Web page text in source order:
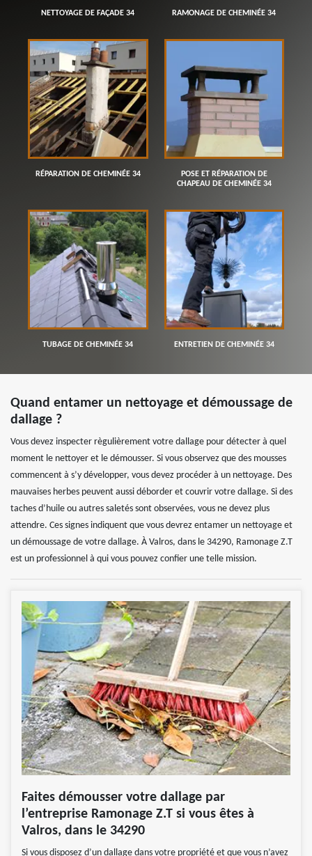
NETTOYAGE DE FAÇADE 34 RAMONAGE DE CHEMINÉE 34
RÉPARATION DE CHEMINÉE 34
POSE ET RÉPARATION DE
CHAPEAU DE CHEMINÉE 34
TUBAGE DE CHEMINÉE 34 ENTRETIEN DE CHEMINÉE 34
Quand entamer un nettoyage et démoussage de
dallage ?
Vous devez inspecter règulièrement votre dallage pour détecter à quel
moment le nettoyer et le démousser. Si vous observez que des mousses
commencent à s’y développer, vous devez procéder à un nettoyage. Des
mauvaises herbes peuvent aussi déborder et couvrir votre dallage. Si des
taches d’huile ou autres saletés sont observées, vous ne devez plus
attendre. Ces signes indiquent que vous devrez entamer un nettoyage et
un démoussage de votre dallage. À Valros, dans le 34290, Ramonage Z.T
est un professionnel à qui vous pouvez confier une telle mission.
Faites démousser votre dallage par
l’entreprise Ramonage Z.T si vous êtes à
Valros, dans le 34290
Si vous disposez d’un dallage dans votre propriété et que vous n’avez